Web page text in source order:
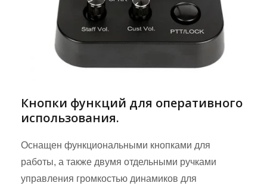
Кнопки функций для оперативного
использования.
Оснащен функциональными кнопками для
работы, а также двумя отдельными ручками
управления громкостью динамиков для